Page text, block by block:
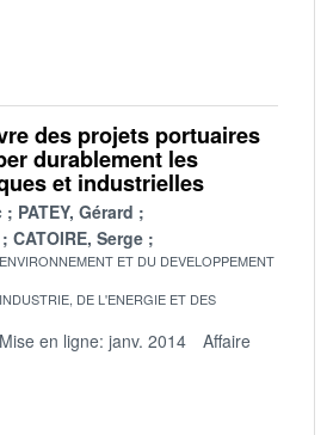
des projets portuaires
durablement les
et industrielles
PATEY, Gérard
CATOIRE, Serge
ET DU DEVELOPPEMENT
DE L'ENERGIE ET DES
Mise en ligne: janv. 2014
Affaire